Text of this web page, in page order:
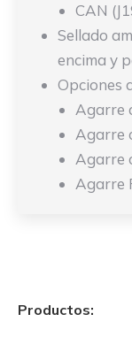
CAN
Sellado
encima y
Opciones
Agarre
Agarre
Agarre
Agarre
Productos: